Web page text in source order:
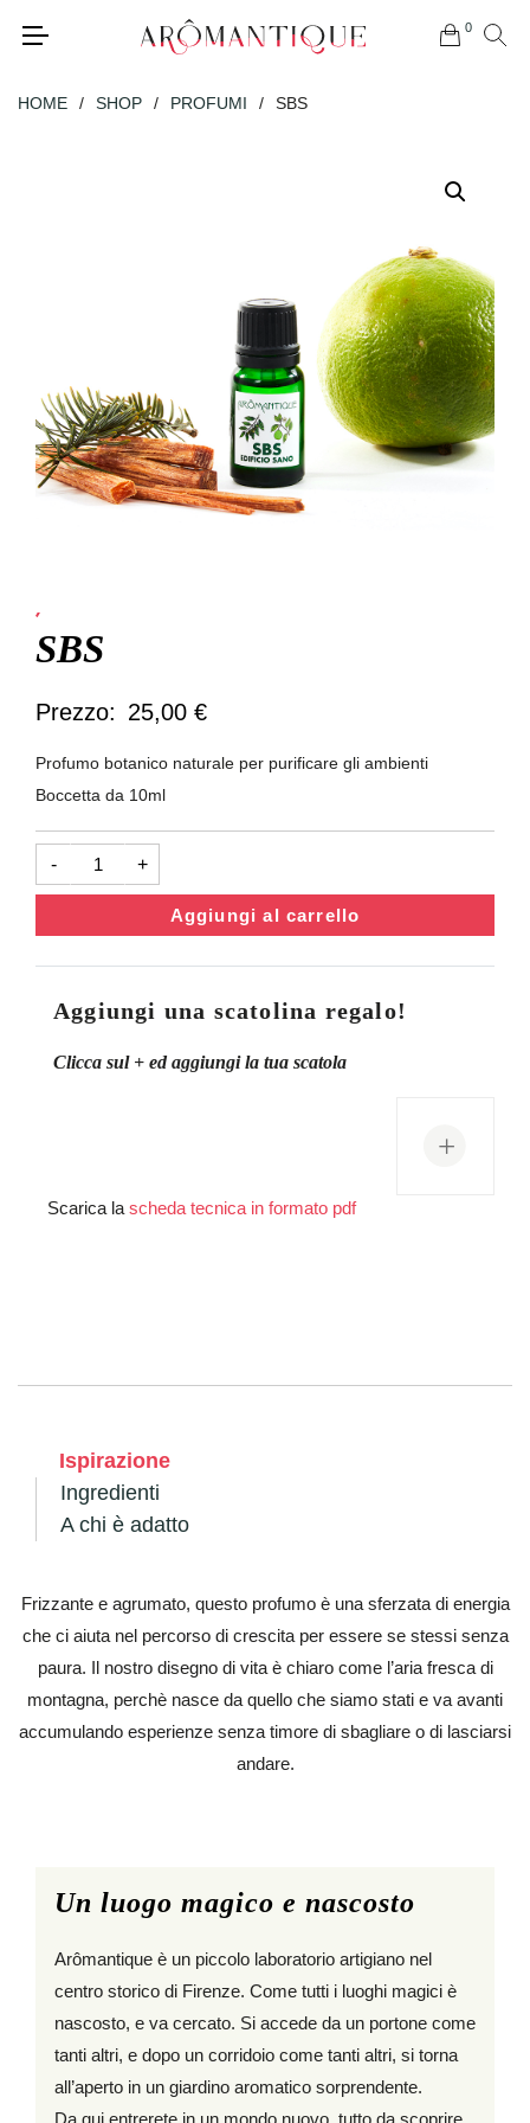
0
HOME / SHOP / PROFUMI / SBS
SBS
25,00 €
Profumo botanico naturale per purificare gli ambienti
Boccetta da 10ml
-
SBS
quantità
+
Aggiungi al carrello
Aggiungi una scatolina regalo!
Clicca sul + ed aggiungi la tua scatola
+
Scarica la scheda tecnica in formato pdf
Ispirazione
Ingredienti
A chi è adatto
Frizzante e agrumato, questo profumo è una sferzata di energia
che ci aiuta nel percorso di crescita per essere se stessi senza
paura. Il nostro disegno di vita è chiaro come l’aria fresca di
montagna, perchè nasce da quello che siamo stati e va avanti
accumulando esperienze senza timore di sbagliare o di lasciarsi
andare.
Un luogo magico e nascosto
Arômantique è un piccolo laboratorio artigiano nel
centro storico di Firenze. Come tutti i luoghi magici è
nascosto, e va cercato. Si accede da un portone come
tanti altri, e dopo un corridoio come tanti altri, si torna
all’aperto in un giardino aromatico sorprendente.